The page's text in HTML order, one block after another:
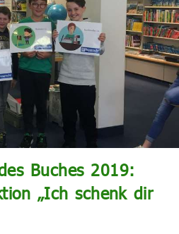
Buches 2019:
„Ich schenk dir